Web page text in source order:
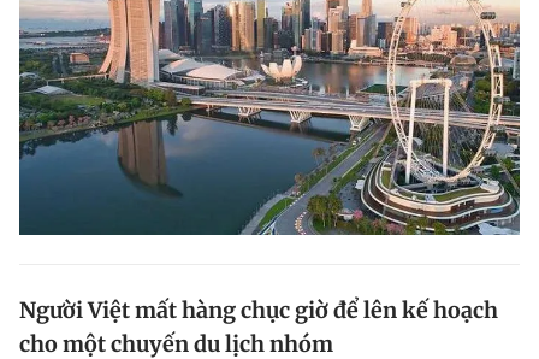
Người Việt mất hàng chục giờ để lên kế hoạch
cho một chuyến du lịch nhóm